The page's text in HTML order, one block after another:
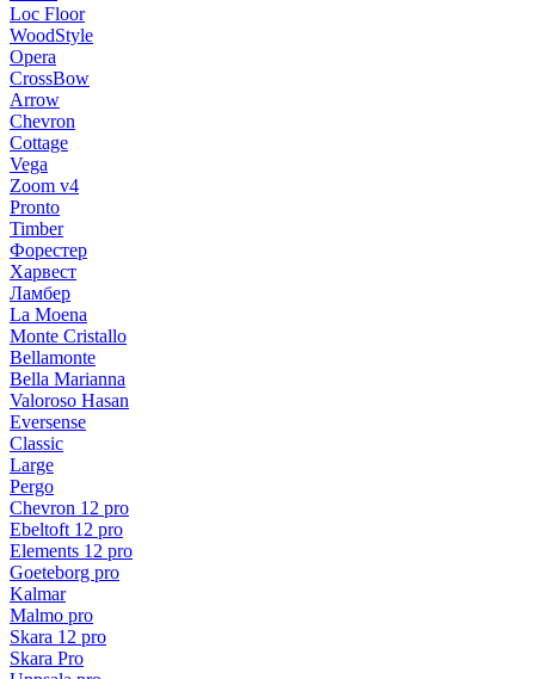
Loc Floor
WoodStyle
Opera
CrossBow
Arrow
Chevron
Cottage
Vega
Zoom v4
Pronto
Timber
Форестер
Харвест
Ламбер
La Moena
Monte Cristallo
Bellamonte
Bella Marianna
Valoroso Hasan
Eversense
Classic
Large
Pergo
Chevron 12 pro
Ebeltoft 12 pro
Elements 12 pro
Goeteborg pro
Kalmar
Malmo pro
Skara 12 pro
Skara Pro